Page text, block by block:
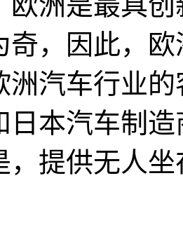
奇，因此，
洲汽车行业
日本汽车制
，提供无人